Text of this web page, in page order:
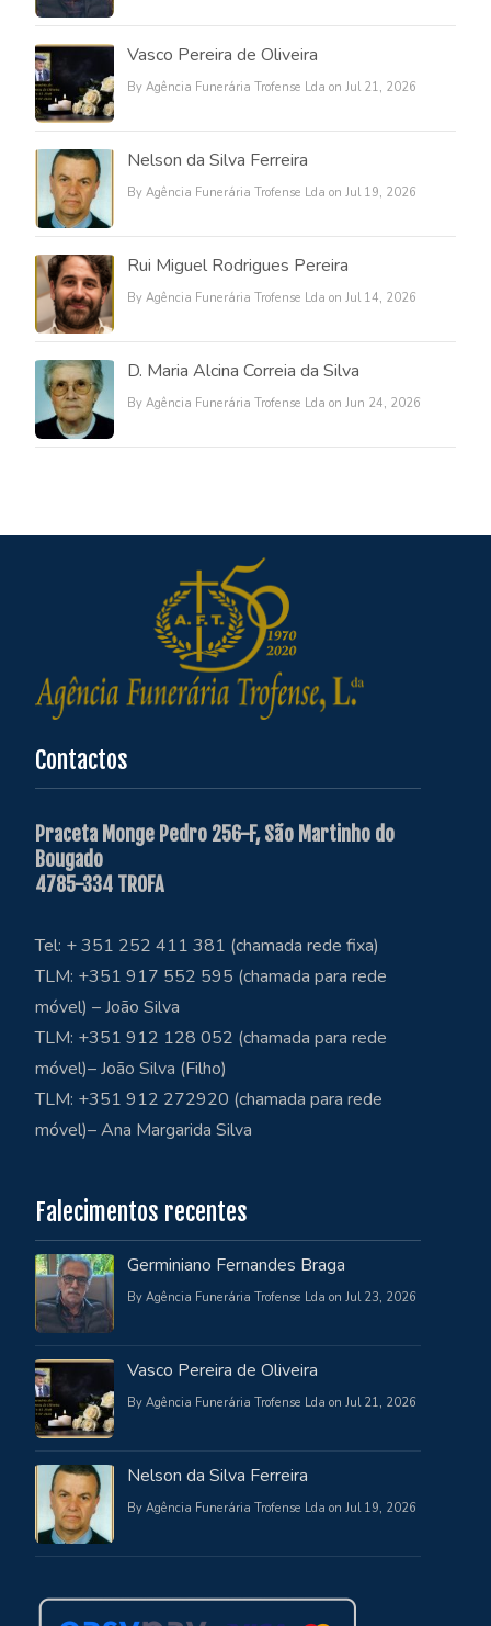
Vasco Pereira de Oliveira
By Agência Funerária Trofense Lda on Jul 21, 2026
Nelson da Silva Ferreira
By Agência Funerária Trofense Lda on Jul 19, 2026
Rui Miguel Rodrigues Pereira
By Agência Funerária Trofense Lda on Jul 14, 2026
D. Maria Alcina Correia da Silva
By Agência Funerária Trofense Lda on Jun 24, 2026
Contactos
Praceta Monge Pedro 256-F, São Martinho do
Bougado
4785-334 TROFA
Tel: + 351 252 411 381 (chamada rede fixa)
TLM: +351 917 552 595 (chamada para rede
móvel) – João Silva
TLM: +351 912 128 052 (chamada para rede
móvel)– João Silva (Filho)
TLM: +351 912 272920 (chamada para rede
móvel)– Ana Margarida Silva
Falecimentos recentes
Germiniano Fernandes Braga
By Agência Funerária Trofense Lda on Jul 23, 2026
Vasco Pereira de Oliveira
By Agência Funerária Trofense Lda on Jul 21, 2026
Nelson da Silva Ferreira
By Agência Funerária Trofense Lda on Jul 19, 2026